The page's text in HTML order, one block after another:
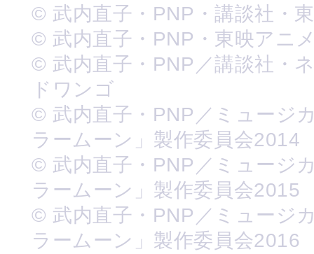
© 武内直子・PNP・講談社・
© 武内直子・PNP・東映アニ
© 武内直子・PNP／講談社・
ドワンゴ
© 武内直子・PNP／ミュージ
ラームーン」製作委員会2014
© 武内直子・PNP／ミュージ
ラームーン」製作委員会2015
© 武内直子・PNP／ミュージ
ラームーン」製作委員会2016